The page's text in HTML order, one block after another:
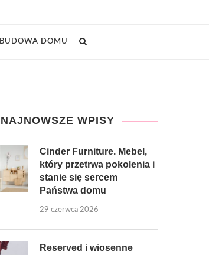
BUDOWA DOMU
NAJNOWSZE WPISY
Cinder Furniture. Mebel,
który przetrwa pokolenia i
stanie się sercem
Państwa domu
29 czerwca 2026
Reserved i wiosenne